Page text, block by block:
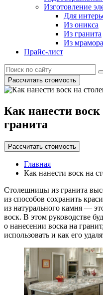
Изготовление
Для
Из оникса
Из гранита
Из мрамора
Прайс-лист
Рассчитать стоимость
Как нанести
гранита
Рассчитать стоимость
Главная
Как нанести воск на
Столешницы из гранита
из способов сохранить
из натурального камня —
воск. В этом руководстве
о нанесении воска на
использовать и как его